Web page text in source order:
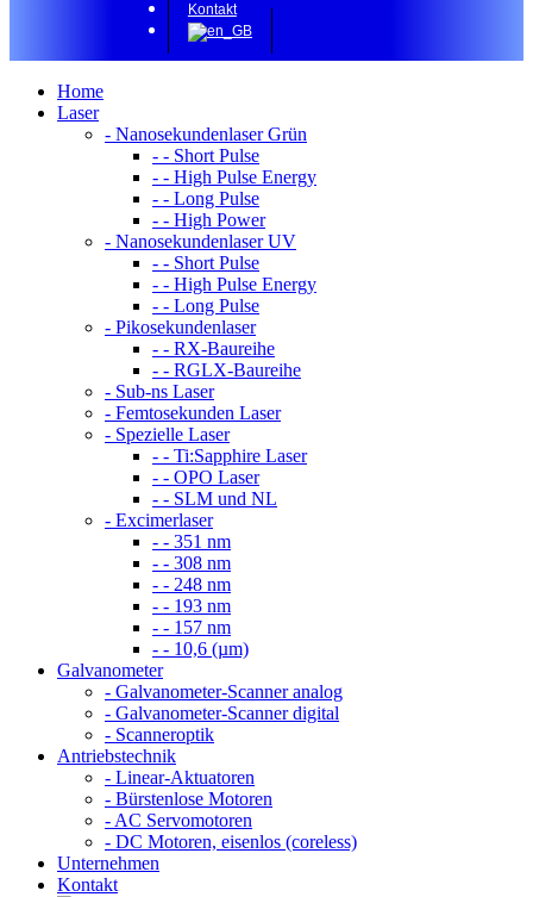
Kontakt
Home
Laser
- Nanosekundenlaser Grün
- - Short Pulse
- - High Pulse Energy
- - Long Pulse
- - High Power
- Nanosekundenlaser UV
- - Short Pulse
- - High Pulse Energy
- - Long Pulse
- Pikosekundenlaser
- - RX-Baureihe
- - RGLX-Baureihe
- Sub-ns Laser
- Femtosekunden Laser
- Spezielle Laser
- - Ti:Sapphire Laser
- - OPO Laser
- - SLM und NL
- Excimerlaser
- - 351 nm
- - 308 nm
- - 248 nm
- - 193 nm
- - 157 nm
- - 10,6 (µm)
Galvanometer
- Galvanometer-Scanner analog
- Galvanometer-Scanner digital
- Scanneroptik
Antriebstechnik
- Linear-Aktuatoren
- Bürstenlose Motoren
- AC Servomotoren
- DC Motoren, eisenlos (coreless)
Unternehmen
Kontakt